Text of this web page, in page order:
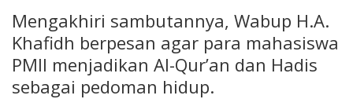
Mengakhiri sambutannya, Wabup H.A.
Khafidh berpesan agar para mahasiswa
PMII menjadikan Al-Qur’an dan Hadis
sebagai pedoman hidup.